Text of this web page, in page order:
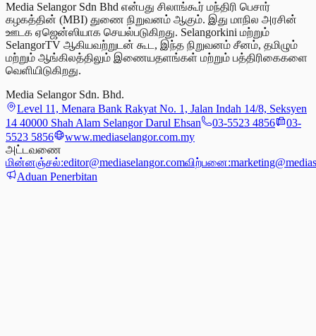
Media Selangor Sdn Bhd என்பது சிலாங்கூர் மந்திரி பெசார்
கழகத்தின் (MBI) துணை நிறுவனம் ஆகும். இது மாநில அரசின்
ஊடக ஏஜென்ஸியாக செயல்படுகிறது. Selangorkini மற்றும்
SelangorTV ஆகியவற்றுடன் கூட, இந்த நிறுவனம் சீனம், தமிழும்
மற்றும் ஆங்கிலத்திலும் இணையதளங்கள் மற்றும் பத்திரிகைகளை
வெளியிடுகிறது.
Media Selangor Sdn. Bhd.
Level 11, Menara Bank Rakyat No. 1, Jalan Indah 14/8, Seksyen
14 40000 Shah Alam Selangor Darul Ehsan
03-5523 4856
03-
5523 5856
www.mediaselangor.com.my
அட்டவணை
மின்னஞ்சல்:editor@mediaselangor.comவிற்பனை:
Aduan Penerbitan